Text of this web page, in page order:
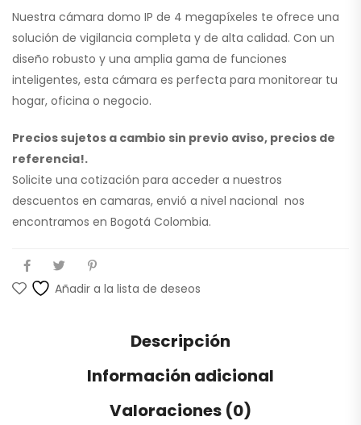
Nuestra cámara domo IP de 4 megapíxeles te ofrece una
solución de vigilancia completa y de alta calidad. Con un
diseño robusto y una amplia gama de funciones
inteligentes, esta cámara es perfecta para monitorear tu
hogar, oficina o negocio.
Precios sujetos a cambio sin previo aviso, precios de
referencia!.
Solicite una cotización para acceder a nuestros
descuentos en camaras, envió a nivel nacional nos
encontramos en Bogotá Colombia.
Añadir a la lista de deseos
Descripción
Información adicional
Valoraciones (0)